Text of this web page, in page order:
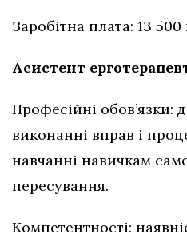
Заробітна плата: 13 500
Асистент
Професійні обов’язки:
виконанні вправ і
навчанні навичкам
пересування.
Компетентності: